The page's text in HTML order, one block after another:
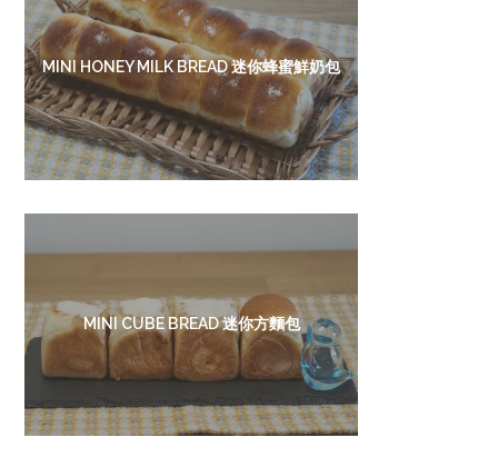
MINI HONEY MILK BREAD 迷你蜂蜜鮮奶包
MINI CUBE BREAD 迷你方麵包